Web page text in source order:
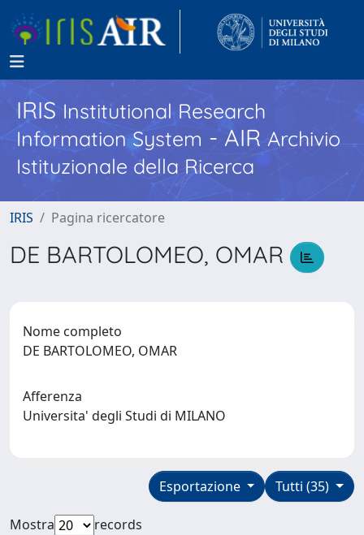
IRISInstitutional Research
Information System - AIR Archivio
Istituzionale della Ricerca
IRIS Pagina ricercatore
DE BARTOLOMEO, OMAR
Nome completo
DE BARTOLOMEO, OMAR
Afferenza
Universita' degli Studi di MILANO
Tutti (35)
Esportazione
Mostra
records